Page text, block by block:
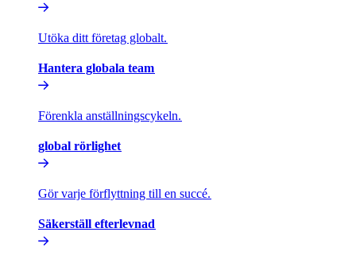
Utöka ditt företag globalt.​​
Hantera globala team​​
Förenkla anställningscykeln.​​
global rörlighet​​
Gör varje förflyttning till en succé.​​
Säkerställ efterlevnad​​